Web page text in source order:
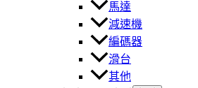
馬達
減速機
編碼器
滑台
其他